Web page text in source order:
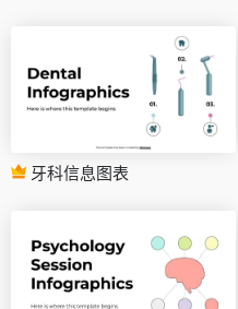
牙科信息图表